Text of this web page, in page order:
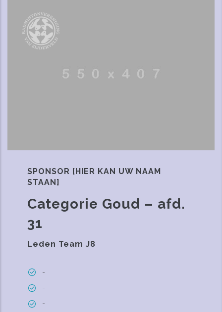
SPONSOR [HIER KAN UW NAAM
STAAN]
Categorie Goud – afd.
31
Leden Team J8
-
-
-